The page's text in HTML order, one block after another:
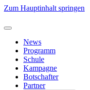
Zum Hauptinhalt springen
News
Programm
Schule
Kampagne
Botschafter
Partner